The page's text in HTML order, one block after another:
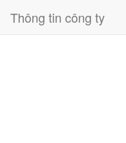
Thông tin công ty